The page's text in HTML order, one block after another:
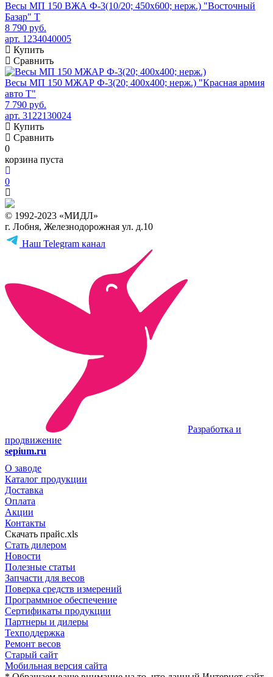
Весы МП 150 ВЖА Ф-3(10/20; 450х600; нерж.) "Восточный
Базар" Т
8 790 руб.
арт. 1234040005
Купить
Сравнить
Весы МП 150 МЖАР Ф-3(20; 400х400; нерж.) "Красная армия
авто Т"
7 790 руб.
арт. 3122130024
Купить
Сравнить
0
корзина пуста
0
© 1992-2023 «МИДЛ»
г. Лобня, Железнодорожная ул. д.10
Наш Telegram канал
Разработка и
продвижение
sepium.ru
О заводе
Каталог продукции
Доставка
Оплата
Акции
Контакты
Скачать прайс.xls
Стать дилером
Новости
Полезные статьи
Запчасти для весов
Поверка средств измерений
Программное обеспечение
Сертификаты продукции
Партнеры и дилеры
Техподдержка
Ремонт весов
Старый сайт
Мобильная версия сайта